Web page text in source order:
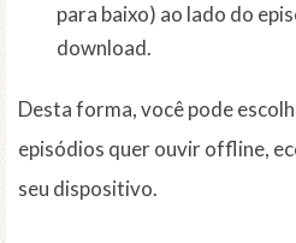
para baixo) ao lado do
download.
Desta forma, você pode
episódios quer ouvir offline,
seu dispositivo.